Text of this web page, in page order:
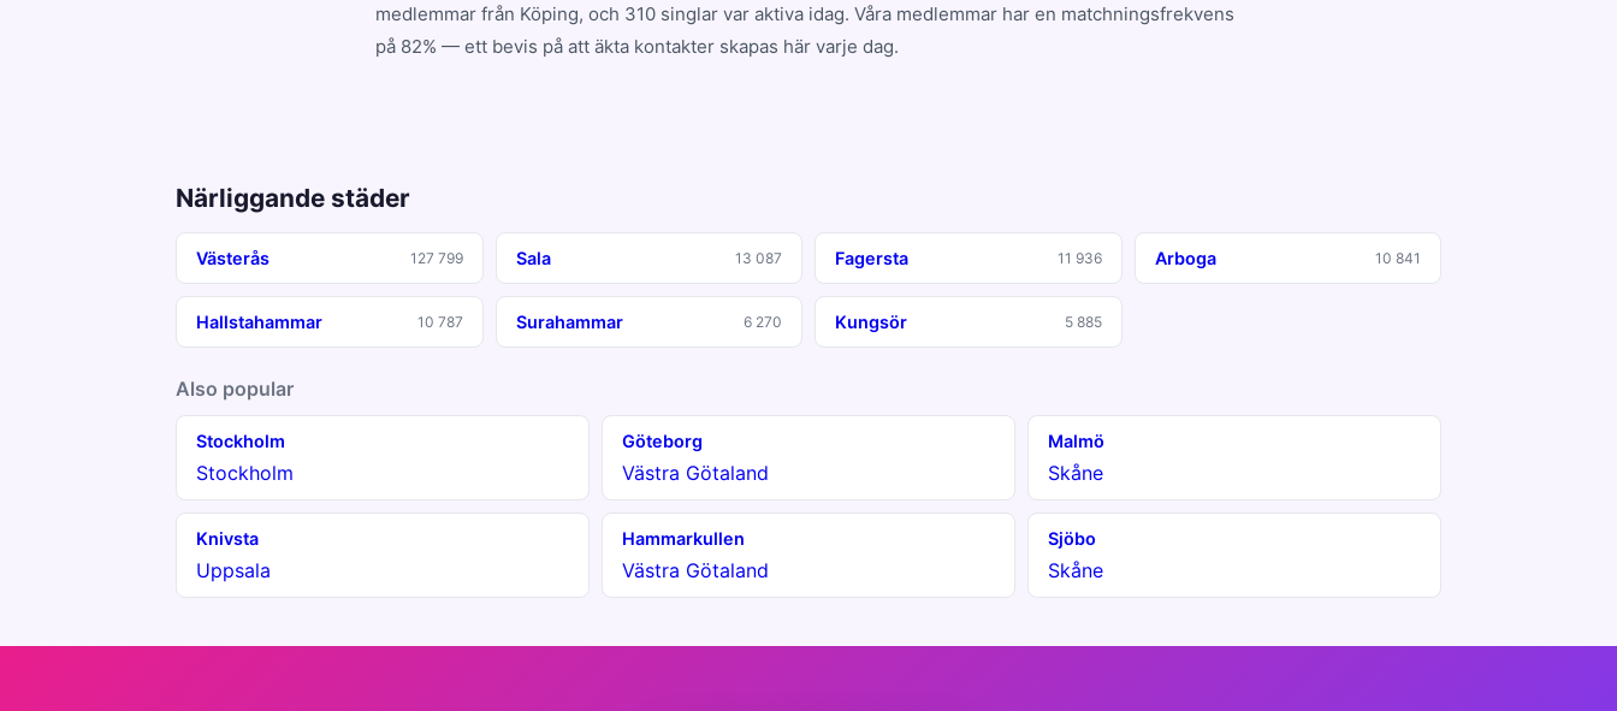
medlemmar från Köping, och 310 singlar var aktiva idag. Våra medlemmar har en matchningsfrekvens
på 82% — ett bevis på att äkta kontakter skapas här varje dag.
Närliggande städer
Västerås 127 799 Sala 13 087 Fagersta 11 936 Arboga 10 841
Hallstahammar 10 787 Surahammar 6 270 Kungsör 5 885
Also popular
Stockholm
Stockholm
Göteborg
Västra Götaland
Malmö
Skåne
Knivsta
Uppsala
Hammarkullen
Västra Götaland
Sjöbo
Skåne